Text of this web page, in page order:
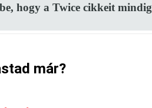
hogy a Twice cikkeit
már?